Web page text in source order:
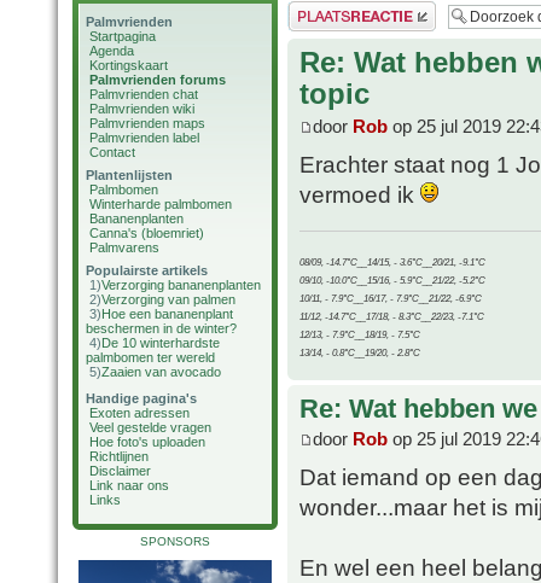
Palmvrienden
Startpagina
Agenda
Kortingskaart
Palmvrienden forums
Palmvrienden chat
Palmvrienden wiki
Palmvrienden maps
Palmvrienden label
Contact
Plantenlijsten
Palmbomen
Winterharde palmbomen
Bananenplanten
Canna's (bloemriet)
Palmvarens
Populairste artikels
1)Verzorging bananenplanten
2)Verzorging van palmen
3)Hoe een bananenplant
beschermen in de winter?
4)De 10 winterhardste
palmbomen ter wereld
5)Zaaien van avocado
Handige pagina's
Exoten adressen
Veel gestelde vragen
Hoe foto's uploaden
Richtlijnen
Disclaimer
Link naar ons
Links
SPONSORS
Plaats een reactie
Re: Wat hebben
topic
door Rob op 25 jul 2019
Erachter staat nog 1
vermoed ik
08/09, -14.7°C__14/15, - 3.6°C__20/21, -9.1°C
09/10, -10.0°C__15/16, - 5.9°C__21/22, -5.2°C
10/11, - 7.9°C__16/17, - 7.9°C__21/22, -6.9°C
11/12, -14.7°C__17/18, - 8.3°C__22/23, -7.1°C
12/13, - 7.9°C__18/19, - 7.5°C
13/14, - 0.8°C__19/20, - 2.8°C
Re: Wat hebben
door Rob op 25 jul 2019
Dat iemand op een
wonder...maar het is
En wel een heel